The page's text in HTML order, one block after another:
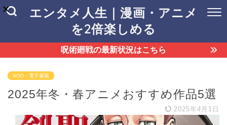
エンタメ人生｜漫画・アニメ
を2倍楽しめる
呪術廻戦の最新状況はこちら
VOD・電子書籍
2025年冬・春アニメおすすめ作品5選
2025年4月1日